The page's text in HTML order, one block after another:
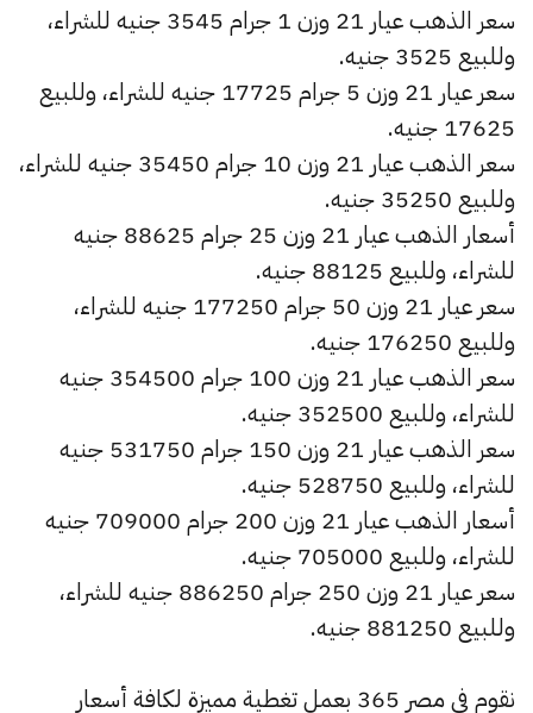
سعر الذهب عيار 21 وزن 1 جرام 3545 جنيه للشراء،
وللبيع 3525 جنيه.
سعر عيار 21 وزن 5 جرام 17725 جنيه للشراء، وللبيع
17625 جنيه.
سعر الذهب عيار 21 وزن 10 جرام 35450 جنيه للشراء،
وللبيع 35250 جنيه.
أسعار الذهب عيار 21 وزن 25 جرام 88625 جنيه
للشراء، وللبيع 88125 جنيه.
سعر عيار 21 وزن 50 جرام 177250 جنيه للشراء،
وللبيع 176250 جنيه.
سعر الذهب عيار 21 وزن 100 جرام 354500 جنيه
للشراء، وللبيع 352500 جنيه.
سعر الذهب عيار 21 وزن 150 جرام 531750 جنيه
للشراء، وللبيع 528750 جنيه.
أسعار الذهب عيار 21 وزن 200 جرام 709000 جنيه
للشراء، وللبيع 705000 جنيه.
سعر عيار 21 وزن 250 جرام 886250 جنيه للشراء،
وللبيع 881250 جنيه.
نقوم في مصر 365 بعمل تغطية مميزة لكافة أسعار